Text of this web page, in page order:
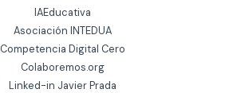
IAEducativa
Asociación INTEDUA
Competencia Digital Cero
Colaboremos.org
Linked-in Javier Prada